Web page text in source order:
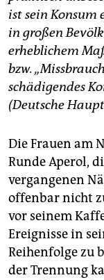
ist sein
in großen
erheblichem
bzw.
schädigendes
(Deutsche
Die Frauen am
Runde Aperol,
vergangenen
offenbar nicht
vor seinem
Ereignisse in
Reihenfolge zu
der Trennung